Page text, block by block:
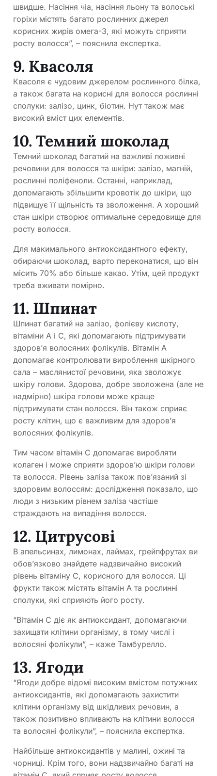
швидше. Насіння чіа, насіння льону та волоські
горіхи містять багато рослинних джерел
корисних жирів омега-3, які можуть сприяти
росту волосся”, – пояснила експертка.
9. Квасоля
Квасоля є чудовим джерелом рослинного білка,
а також багата на корисні для волосся рослинні
сполуки: залізо, цинк, біотин. Нут також має
високий вміст цих елементів.
10. Темний шоколад
Темний шоколад багатий на важливі поживні
речовини для волосся та шкіри: залізо, магній,
рослинні поліфеноли. Останні, наприклад,
допомагають збільшити кровотік до шкіри, що
підвищує її щільність та зволоження. А хороший
стан шкіри створює оптимальне середовище для
росту волосся.
Для макимального антиоксидантного ефекту,
обираючи шоколад, варто переконатися, що він
місить 70% або більше какао. Утім, цей продукт
треба вживати помірно.
11. Шпинат
Шпинат багатий на залізо, фолієву кислоту,
вітаміни А і С, які допомагають підтримувати
здоров’я волосяних фолікулів. Вітамін А
допомагає контролювати вироблення шкірного
сала – маслянистої речовини, яка зволожує
шкіру голови. Здорова, добре зволожена (але не
надмірно) шкіра голови може краще
підтримувати стан волосся. Він також сприяє
росту клітин, що є важливим для здоров’я
волосяних фолікулів.
Тим часом вітамін С допомагає виробляти
колаген і може сприяти здоров’ю шкіри голови
та волосся. Рівень заліза також пов’язаний зі
здоровим волоссям: дослідження показало, що
люди з низьким рівнем заліза частіше
страждають на випадіння волосся.
12. Цитрусові
В апельсинах, лимонах, лаймах, грейпфрутах ви
обов’язково знайдете надзвичайно високий
рівень вітаміну С, корисного для волосся. Ці
фрукти також містять вітамін А та рослинні
сполуки, які сприяють його росту.
“Вітамін С діє як антиоксидант, допомагаючи
захищати клітини організму, в тому числі і
волосяні фолікули”, – каже Тамбурелло.
13. Ягоди
“Ягоди добре відомі високим вмістом потужних
антиоксидантів, які допомагають захистити
клітини організму від шкідливих речовин, а
також позитивно впливають на клітини волосся
та волосяні фолікули”, – пояснила експертка.
Найбільше антиоксидантів у малині, ожині та
чорниці. Крім того, вони надзвичайно багаті на